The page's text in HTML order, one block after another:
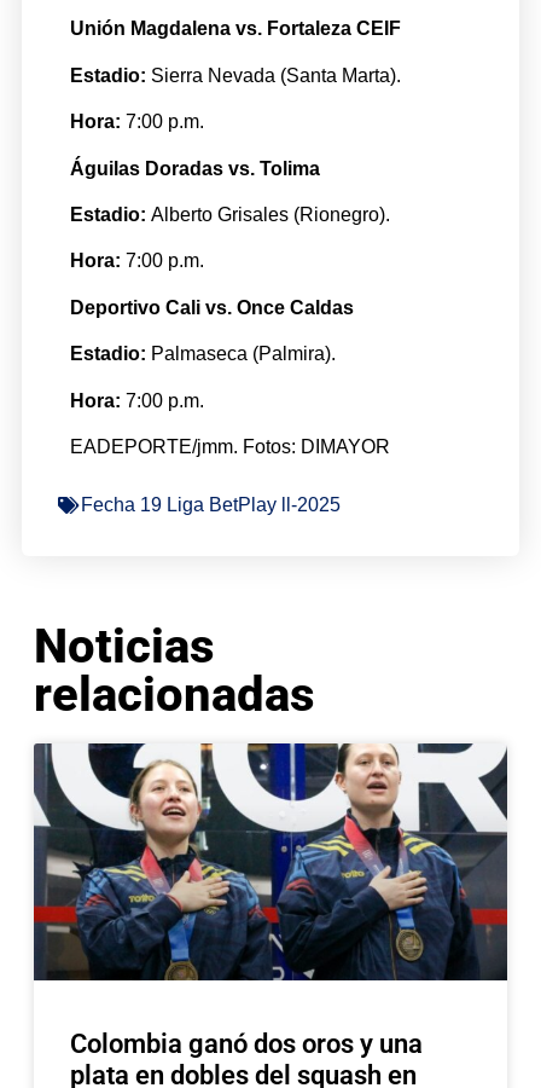
Unión Magdalena vs. Fortaleza CEIF
Estadio: Sierra Nevada (Santa Marta).
Hora: 7:00 p.m.
Águilas Doradas vs. Tolima
Estadio: Alberto Grisales (Rionegro).
Hora: 7:00 p.m.
Deportivo Cali vs. Once Caldas
Estadio: Palmaseca (Palmira).
Hora: 7:00 p.m.
EADEPORTE/jmm. Fotos: DIMAYOR
Fecha 19 Liga BetPlay ll-2025
Noticias
relacionadas
Colombia ganó dos oros y una
plata en dobles del squash en